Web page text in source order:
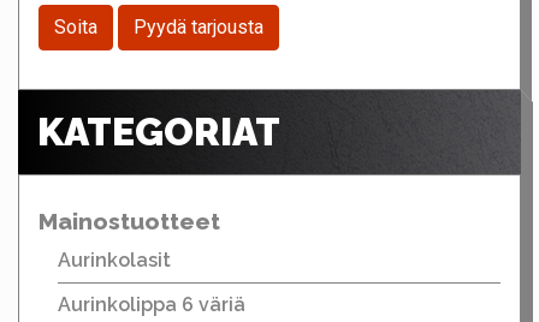
Soita Pyydä tarjousta
KATEGORIAT
Mainostuotteet
Aurinkolasit
Aurinkolippa 6 väriä